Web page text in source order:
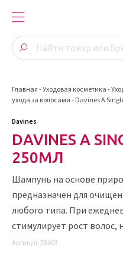
Главная -Уходовая косметика -
ухода за волосами - Davines A
Davines
DAVINES A
250МЛ
Шампунь на основе
предназначен для
любого типа. При
стимулирует рост волос,
Артикул: 78003